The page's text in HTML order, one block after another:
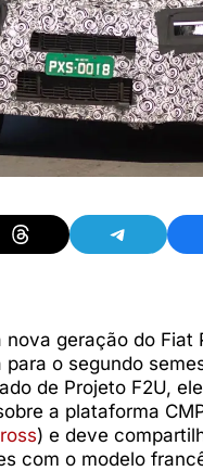
Share on ThreadsShare on
nova geração do Fiat
para o segundo
de Projeto F2U,
a plataforma
) e deve
com o modelo